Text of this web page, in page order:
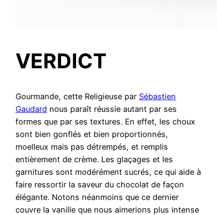
VERDICT
Gourmande, cette Religieuse par Sébastien
Gaudard nous paraît réussie autant par ses
formes que par ses textures. En effet, les choux
sont bien gonflés et bien proportionnés,
moelleux mais pas détrempés, et remplis
entièrement de crème. Les glaçages et les
garnitures sont modérément sucrés, ce qui aide à
faire ressortir la saveur du chocolat de façon
élégante. Notons néanmoins que ce dernier
couvre la vanille que nous aimerions plus intense